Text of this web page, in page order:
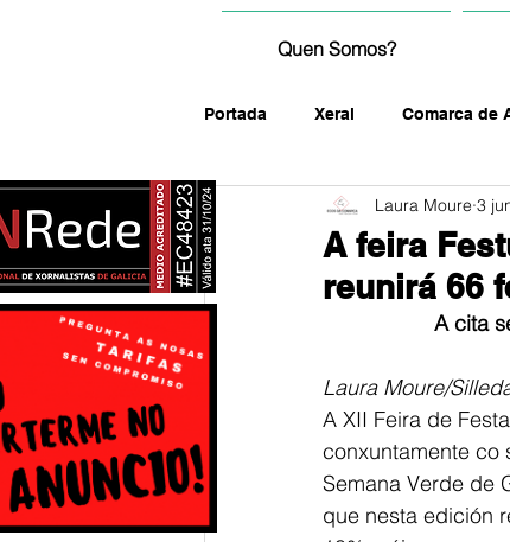
Quen Somos?
Portada Xeral Comarca de
fotografía
A feira
reunirá 66
Laura Moure 3
A cita
Laura Moure/
A XII Feira de
conxuntamente co
Semana Verde de
que nesta edición